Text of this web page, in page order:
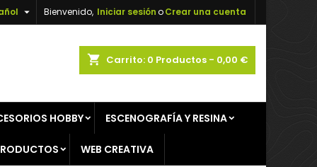
Bienvenido, Iniciar sesiónoCrear una cuenta

shopping_cart Carrito: 0 Productos - 0,00 €
HOBBY ESCENOGRAFÍA Y RESINA
WEB CREATIVA